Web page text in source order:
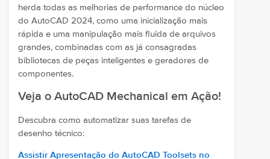
herda todas as melhorias de performance do núcleo
do AutoCAD 2024, como uma inicialização mais
rápida e uma manipulação mais fluida de arquivos
grandes, combinadas com as já consagradas
bibliotecas de peças inteligentes e geradores de
componentes.
Veja o AutoCAD Mechanical em Ação!
Descubra como automatizar suas tarefas de
desenho técnico:
Assistir Apresentação do AutoCAD Toolsets no